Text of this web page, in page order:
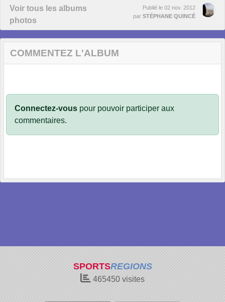
Voir tous les albums
photos
Publié le 02 nov. 2012
par STÉPHANE QUINCÉ
COMMENTEZ L'ALBUM
Connectez-vous pour pouvoir participer aux
commentaires.
SPORTSREGIONS
465450 visites